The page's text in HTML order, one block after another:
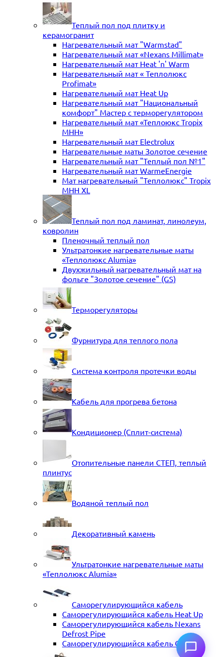
Теплый пол под плитку и
керамогранит
Нагревательный мат "Warmstad"
Нагревательный мат «Nexans Millimat»
Нагревательный мат Heat 'n' Warm
Нагревательный мат « Теплолюкс
Profimat»
Нагревательный мат Heat Up
Нагревательный мат "Национальный
комфорт" Мастер с терморегулятором
Нагревательный мат «Теплоюкс Tropix
MHH»
Нагревательный мат Electrolux
Нагревательные маты Золотое сечение
Нагревательный мат "Теплый пол №1"
Нагревательный мат WarmeEnergie
Мат нагревательный "Теплолюкс" Tropix
МНН XL
Теплый пол под ламинат, линолеум,
ковролин
Пленочный теплый пол
Ультратонкие нагревательные маты
«Теплолюкс Alumia»
Двухжильный нагревательный мат на
фольге "Золотое сечение" (GS)
Терморегуляторы
Фурнитура для теплого пола
Система контроля протечки воды
Кабель для прогрева бетона
Кондиционер (Сплит-система)
Отопительные панели СТЕП, теплый
плинтус
Водяной теплый пол
Декоративный камень
Ультратонкие нагревательные маты
«Теплолюкс Alumia»
Саморегулирующийся кабель
Саморегулирующийся кабель Heat Up
Саморегулирующийся кабель Nexans
Defrost Pipe
Саморегулирующийся кабель ССТ